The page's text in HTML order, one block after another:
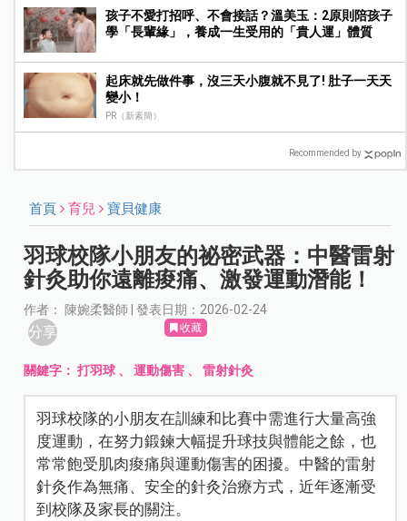
孩子不愛打招呼、不會接話？溫美玉：2原則陪孩子
學「長輩緣」，養成一生受用的「貴人運」體質
起床就先做件事，沒三天小腹就不見了! 肚子一天天
變小！
PR（新素簡）
Recommended by
首頁 育兒 寶貝健康
羽球校隊小朋友的祕密武器：中醫雷射
針灸助你遠離痠痛、激發運動潛能！
作者： 陳婉柔醫師 | 發表日期：2026-02-24
分享 收藏
關鍵字：打羽球 、運動傷害 、雷射針灸
羽球校隊的小朋友在訓練和比賽中需進行大量高強
度運動，在努力鍛鍊大幅提升球技與體能之餘，也
常常飽受肌肉痠痛與運動傷害的困擾。中醫的雷射
針灸作為無痛、安全的針灸治療方式，近年逐漸受
到校隊及家長的關注。